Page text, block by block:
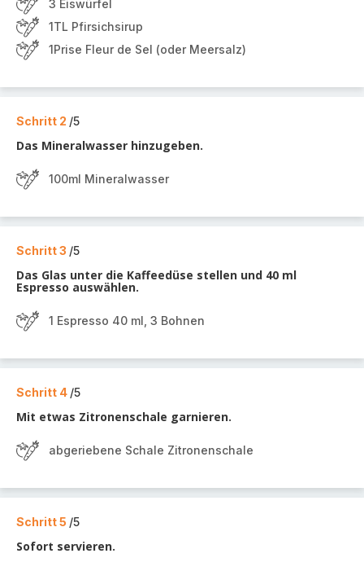
3 Eiswürfel
1TL Pfirsichsirup
1Prise Fleur de Sel (oder Meersalz)
Schritt 2 /5
Das Mineralwasser hinzugeben.
100ml Mineralwasser
Schritt 3 /5
Das Glas unter die Kaffeedüse stellen und 40 ml
Espresso auswählen.
1 Espresso 40 ml, 3 Bohnen
Schritt 4 /5
Mit etwas Zitronenschale garnieren.
abgeriebene Schale Zitronenschale
Schritt 5 /5
Sofort servieren.